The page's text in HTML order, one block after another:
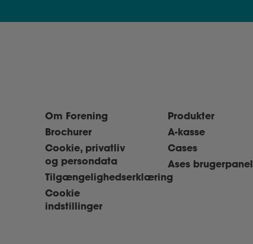
Om Forening
Brochurer
Cookie, privatliv
og persondata
Tilgængelighedserklæring
Cookie
indstillinger
Produkter
A-kasse
Cases
Ases brugerpanel